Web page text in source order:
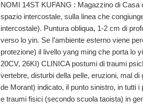
NOMI 14ST KUFANG : Magazzino di Casa
spazio intercostale, sulla linea che
intercostale). Puntura obliqua, 1-2 cm di
verso lo yin. Se l’ambiente esterno viene
protezione) il livello yang ming che porta lo
20CV, 26KI) CLINICA postumi di traumi
vertebre, disturbi della pelle, eruzioni, mal
de Morant) indicato, il punto sinistro, in tutti
e traumi fisici (secondo scuola taoista) in